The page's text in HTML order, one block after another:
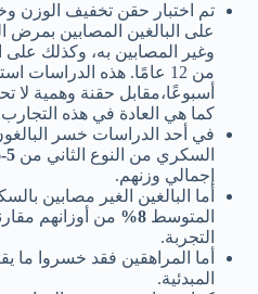
تم اختبار حقن تخفيف الوزن
على البالغين المصابين بمرض
وغير المصابين به، وكذلك على
أسبوعًا،مقابل حقنة وهمية لا
كما هي العادة في هذه
في أحد الدراسات خسر
السكري من النوع الثاني من
إجمالي وزنهم.
أما البالغين الغير مصابين
المتوسط 8%
من أوزانهم
التجربة.
أما المراهقين فقد خسروا ما
المبدئية.